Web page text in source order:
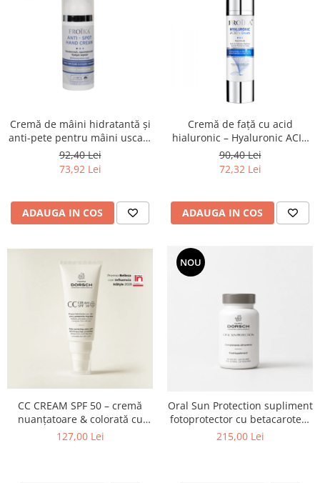
Cremă de mâini hidratantă și
anti-pete pentru mâini uscate
și crăpate
92,40 Lei
73,92 Lei
ADAUGA IN COS
Cremă de față cu acid
hialuronic – Hyaluronic ACID
cream Froika
90,40 Lei
72,32 Lei
ADAUGA IN COS
CC CREAM SPF 50 – cremă
nuanțatoare & colorată cu
protecție solară ridicată
127,00 Lei
NOU
Oral Sun Protection supliment
fotoprotector cu betacaroten,
licopen & antioxidanti
215,00 Lei